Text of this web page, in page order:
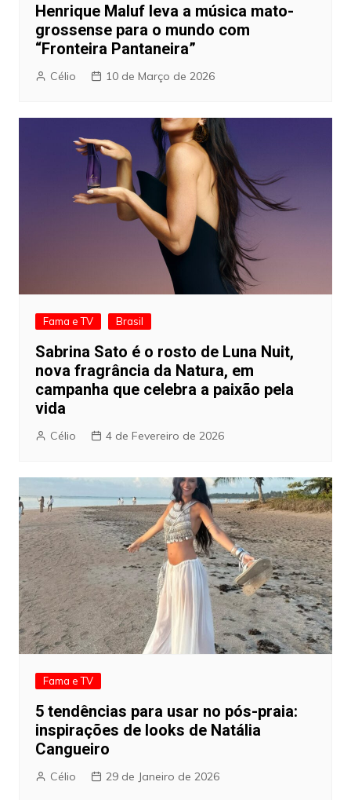
Henrique Maluf leva a música mato-
grossense para o mundo com
“Fronteira Pantaneira”
Célio 10 de Março de 2026
Fama e TV Brasil
Sabrina Sato é o rosto de Luna Nuit,
nova fragrância da Natura, em
campanha que celebra a paixão pela
vida
Célio 4 de Fevereiro de 2026
Fama e TV
5 tendências para usar no pós-praia:
inspirações de looks de Natália
Cangueiro
Célio 29 de Janeiro de 2026